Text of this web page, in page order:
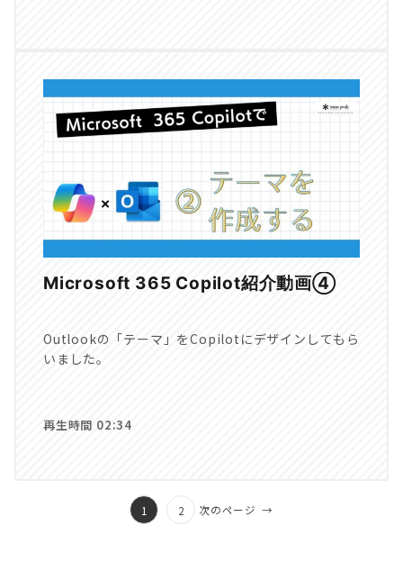
Microsoft 365 Copilot紹介動画④
Outlookの「テーマ」をCopilotにデザインしてもら
いました。
再生時間 02:34
1 2 次のページ →